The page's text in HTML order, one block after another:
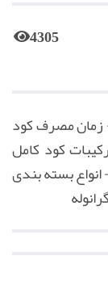
4305
زمان مصرف کود
کود کامل
انواع بسته بندی